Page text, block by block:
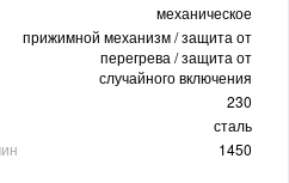
механическое
прижимной механизм / защита от
перегрева / защита от
случайного включения
230
сталь
1450